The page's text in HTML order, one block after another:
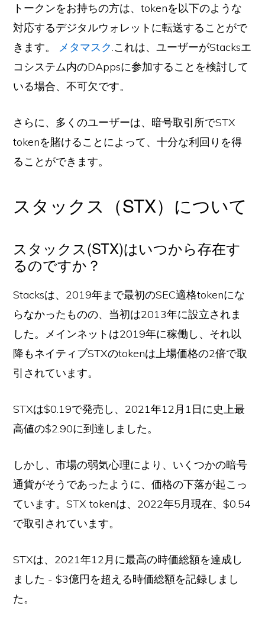
トークンをお持ちの方は、tokenを以下のような
対応するデジタルウォレットに転送することがで
きます。 メタマスク.これは、ユーザーがStacksエ
コシステム内のDAppsに参加することを検討して
いる場合、不可欠です。
さらに、多くのユーザーは、暗号取引所でSTX
tokenを賭けることによって、十分な利回りを得
ることができます。
スタックス（STX）について
スタックス(STX)はいつから存在す
るのですか？
Stacksは、2019年まで最初のSEC適格tokenにな
らなかったものの、当初は2013年に設立されま
した。メインネットは2019年に稼働し、それ以
降もネイティブSTXのtokenは上場価格の2倍で取
引されています。
STXは$0.19で発売し、2021年12月1日に史上最
高値の$2.90に到達しました。
しかし、市場の弱気心理により、いくつかの暗号
通貨がそうであったように、価格の下落が起こっ
ています。STX tokenは、2022年5月現在、$0.54
で取引されています。
STXは、2021年12月に最高の時価総額を達成し
ました - $3億円を超える時価総額を記録しまし
た。